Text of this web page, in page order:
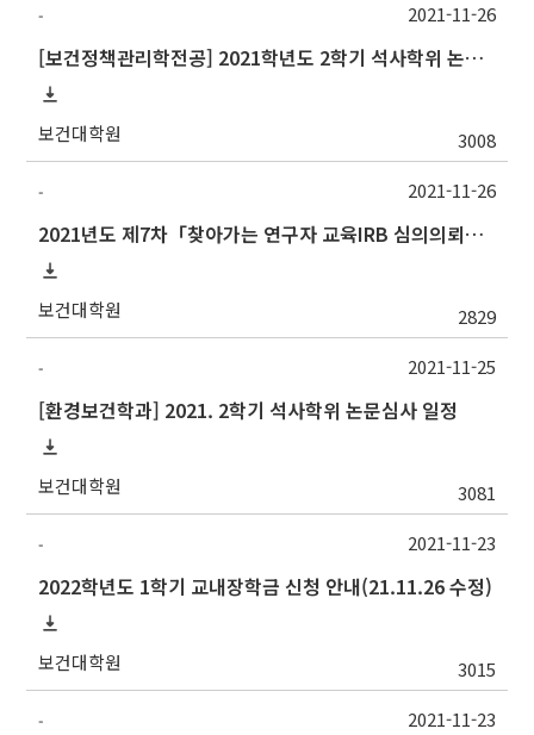
-
[보건정책관리학전공] 2021학년도 2학기 석사학위 논문심사 일정
보건대학원 3008
2021-11-26
-
2021년도 제7차「찾아가는 연구자 교육IRB 심의의뢰서 작성법」안내
보건대학원 2829
2021-11-26
-
[환경보건학과] 2021. 2학기 석사학위 논문심사 일정
보건대학원 3081
2021-11-25
-
2022학년도 1학기 교내장학금 신청 안내(21.11.26 수정)
보건대학원 3015
2021-11-23
- 2021-11-23